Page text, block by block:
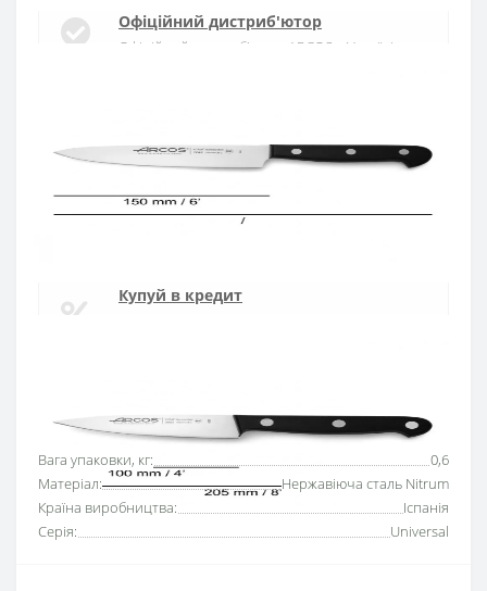
Основні характеристики Всі характеристики
Вага упаковки, кг:
0,6
Матеріал:
Нержавіюча сталь Nitrum
Країна виробництва:
Іспанія
Серія:
Universal
Офіційний дистриб'ютор
Офіційний дистриб'ютор ARCOS в Україні
Гарантія якості
10 років гарантія на ножі
Купуй в кредит